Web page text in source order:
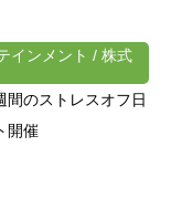
インメント / 株式
間のストレスオフ日
開催